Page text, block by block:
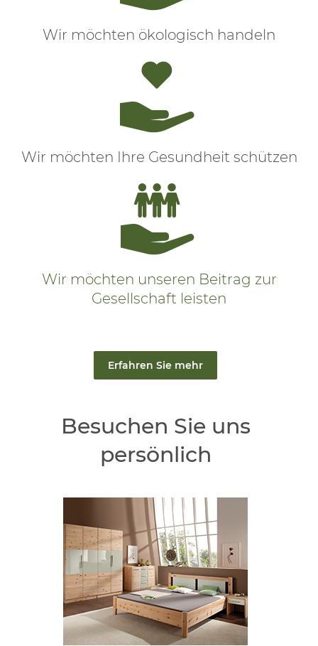
Wir möchten ökologisch handeln
Wir möchten Ihre Gesundheit schützen
Wir möchten unseren Beitrag zur
Gesellschaft leisten
Erfahren Sie mehr
Besuchen Sie uns
persönlich